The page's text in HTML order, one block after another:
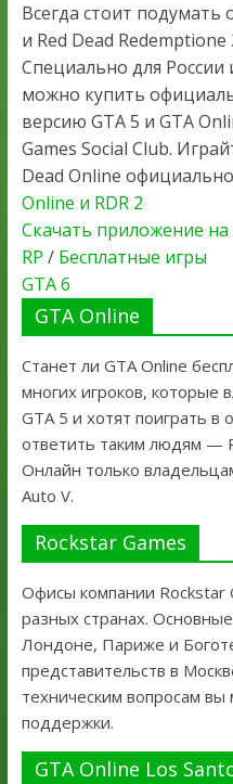
Всегда стоит подумать
и Red Dead
Специально для России
можно купить
версию GTA 5 и GTA
Games Social Club.
Dead Online
Online и RDR 2
Скачать приложение на
RP / Бесплатные игры
GTA 6
GTA Online
Станет ли GTA Online
многих игроков, которые
GTA 5 и хотят поиграть
ответить таким людям —
Онлайн только
Auto V.
Rockstar Games
Офисы компании Rockstar
разных странах.
Лондоне, Париже и
представительств в
техническим вопросам
поддержки.
GTA Online Los